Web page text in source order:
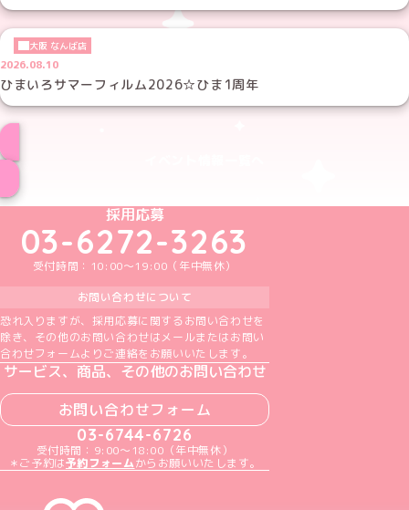
大阪 なんば店
2026.08.10
ひまいろサマーフィルム2026☆ひま1周年
めいどりーみんTikTok公式アカウント
めいどりーみんX公式アカウント
めいどりーみんInstagram公式アカウント
めいどりーみんFacebook公式アカウン
めいどりーみんYouTube公式アカ
採用応募
03-6272-3263
受付時間：10:00～19:00（年中無休）
お問い合わせについて
恐れ入りますが、採用応募に関するお問い合わせを
除き、その他のお問い合わせはメールまたはお問い
合わせフォームよりご連絡をお願いいたします。
サービス、商品、その他のお問い合わせ
お問い合わせフォーム
03-6744-6726
受付時間：9:00～18:00（年中無休）
＊ご予約は予約フォームからお願いいたします。